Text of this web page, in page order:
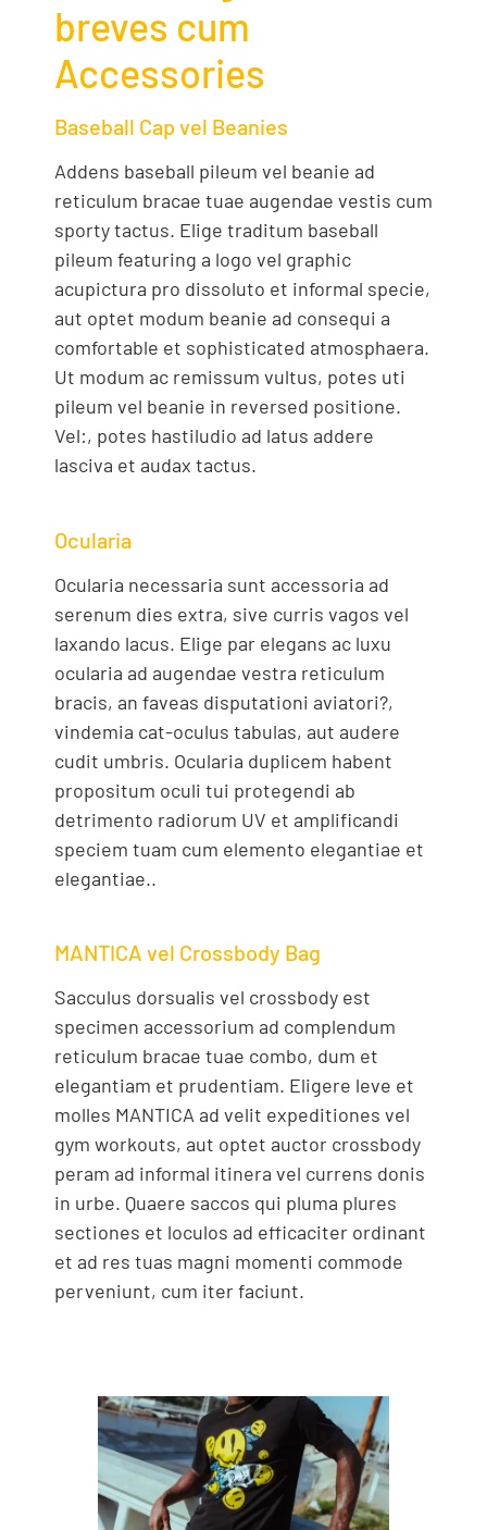
breves cum
Accessories
Baseball Cap vel Beanies
Addens baseball pileum vel beanie ad
reticulum bracae tuae augendae vestis cum
sporty tactus. Elige traditum baseball
pileum featuring a logo vel graphic
acupictura pro dissoluto et informal specie,
aut optet modum beanie ad consequi a
comfortable et sophisticated atmosphaera.
Ut modum ac remissum vultus, potes uti
pileum vel beanie in reversed positione.
Vel:, potes hastiludio ad latus addere
lasciva et audax tactus.
Ocularia
Ocularia necessaria sunt accessoria ad
serenum dies extra, sive curris vagos vel
laxando lacus. Elige par elegans ac luxu
ocularia ad augendae vestra reticulum
bracis, an faveas disputationi aviatori?,
vindemia cat-oculus tabulas, aut audere
cudit umbris. Ocularia duplicem habent
propositum oculi tui protegendi ab
detrimento radiorum UV et amplificandi
speciem tuam cum elemento elegantiae et
elegantiae..
MANTICA vel Crossbody Bag
Sacculus dorsualis vel crossbody est
specimen accessorium ad complendum
reticulum bracae tuae combo, dum et
elegantiam et prudentiam. Eligere leve et
molles MANTICA ad velit expeditiones vel
gym workouts, aut optet auctor crossbody
peram ad informal itinera vel currens donis
in urbe. Quaere saccos qui pluma plures
sectiones et loculos ad efficaciter ordinant
et ad res tuas magni momenti commode
perveniunt, cum iter faciunt.